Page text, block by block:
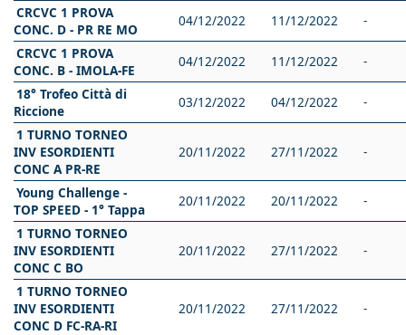
CRCVC 1 PROVA
CONC. D - PR RE MO
04/12/2022 11/12/2022
-
CRCVC 1 PROVA
CONC. B - IMOLA-FE
04/12/2022 11/12/2022
-
18° Trofeo Città di
Riccione
03/12/2022 04/12/2022
-
1 TURNO TORNEO
INV ESORDIENTI
CONC A PR-RE
20/11/2022 27/11/2022 -
Young Challenge -
TOP SPEED - 1° Tappa
20/11/2022 20/11/2022
-
1 TURNO TORNEO
INV ESORDIENTI
CONC C BO
20/11/2022 27/11/2022 -
1 TURNO TORNEO
INV ESORDIENTI
CONC D FC-RA-RI
20/11/2022 27/11/2022 -